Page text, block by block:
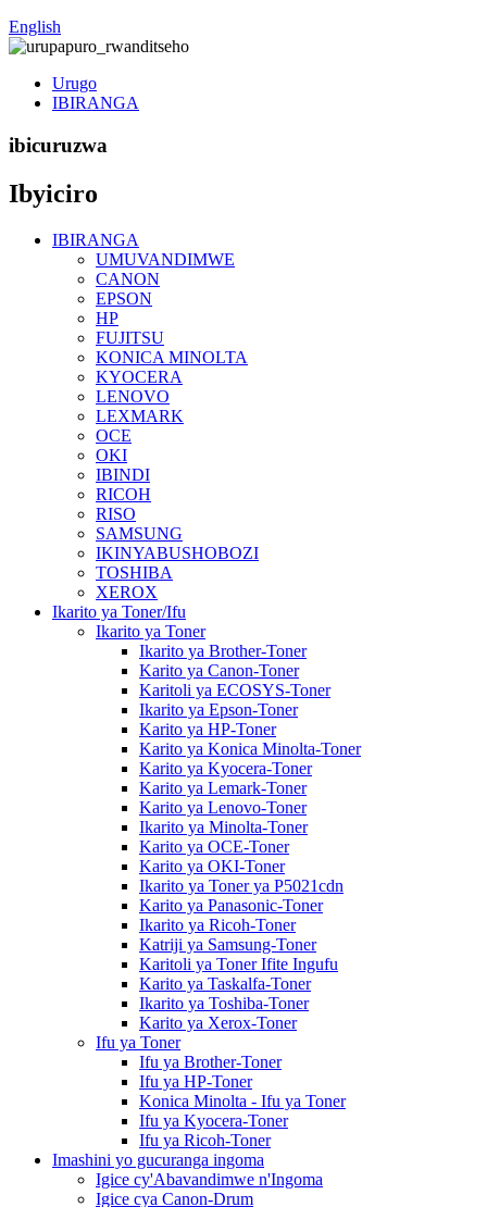
English
Urugo
IBIRANGA
ibicuruzwa
Ibyiciro
IBIRANGA
UMUVANDIMWE
CANON
EPSON
HP
FUJITSU
KONICA MINOLTA
KYOCERA
LENOVO
LEXMARK
OCE
OKI
IBINDI
RICOH
RISO
SAMSUNG
IKINYABUSHOBOZI
TOSHIBA
XEROX
Ikarito ya Toner/Ifu
Ikarito ya Toner
Ikarito ya Brother-Toner
Karito ya Canon-Toner
Karitoli ya ECOSYS-Toner
Ikarito ya Epson-Toner
Karito ya HP-Toner
Karito ya Konica Minolta-Toner
Karito ya Kyocera-Toner
Karito ya Lemark-Toner
Karito ya Lenovo-Toner
Ikarito ya Minolta-Toner
Karito ya OCE-Toner
Karito ya OKI-Toner
Ikarito ya Toner ya P5021cdn
Karito ya Panasonic-Toner
Ikarito ya Ricoh-Toner
Katriji ya Samsung-Toner
Karitoli ya Toner Ifite Ingufu
Karito ya Taskalfa-Toner
Ikarito ya Toshiba-Toner
Karito ya Xerox-Toner
Ifu ya Toner
Ifu ya Brother-Toner
Ifu ya HP-Toner
Konica Minolta - Ifu ya Toner
Ifu ya Kyocera-Toner
Ifu ya Ricoh-Toner
Imashini yo gucuranga ingoma
Igice cy'Abavandimwe n'Ingoma
Igice cya Canon-Drum